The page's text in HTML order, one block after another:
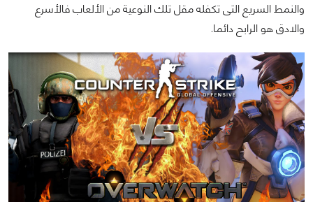
والنمط السريع التى تكفله مقل تلك النوعية من الألعاب فالأسرع
والادق هو الرابح دائما.